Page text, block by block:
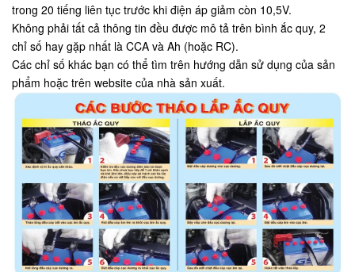
trong 20 tiếng liên tục trước khi điện áp giảm còn 10,5V.
Không phải tất cả thông tin đều được mô tả trên bình ắc quy, 2
chỉ số hay gặp nhất là CCA và Ah (hoặc RC).
Các chỉ số khác bạn có thể tìm trên hướng dẫn sử dụng của sản
phẩm hoặc trên website của nhà sản xuất.